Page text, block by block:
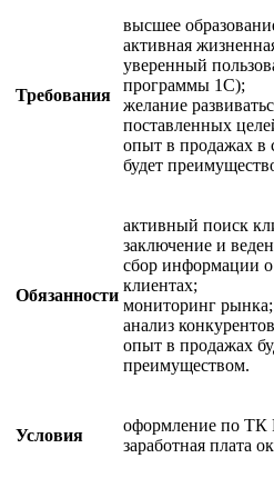
Требования
высшее
активная
уверенный
программы 1С);
желание
поставленных
опыт в продажах в
будет
Обязанности
активный поиск
заключение и
сбор информации
клиентах;
мониторинг рынка;
анализ
опыт в продажах
преимуществом.
Условия
оформление по ТК
заработная плата